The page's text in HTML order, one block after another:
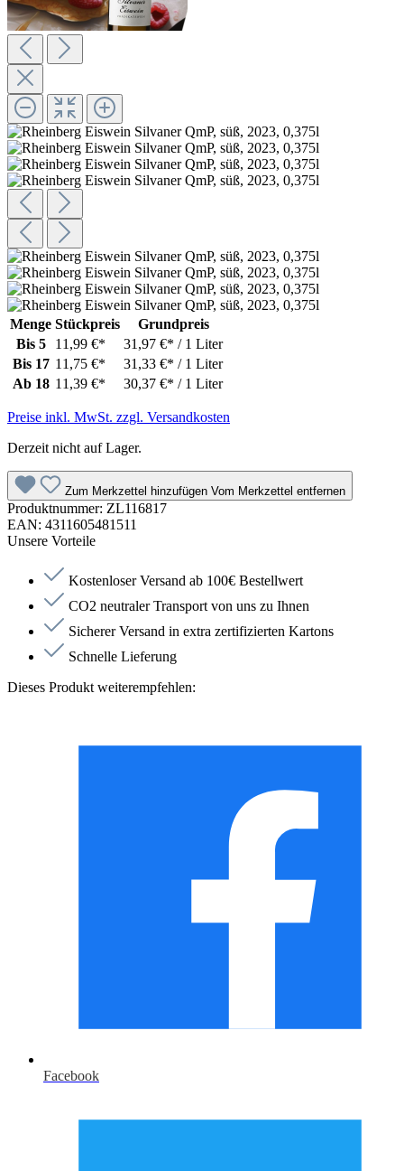
Menge Stückpreis
Grundpreis
Bis 5 11,99 €*
31,97 €* / 1 Liter
Bis 17 11,75 €*
31,33 €* / 1 Liter
Ab 18 11,39 €* 30,37 €* / 1 Liter
Preise inkl. MwSt. zzgl. Versandkosten
Derzeit nicht auf Lager.
Zum Merkzettel hinzufügen Vom Merkzettel entfernen
Produktnummer: ZL116817
EAN: 4311605481511
Unsere Vorteile
Kostenloser Versand ab 100€ Bestellwert
CO2 neutraler Transport von uns zu Ihnen
Sicherer Versand in extra zertifizierten Kartons
Schnelle Lieferung
Dieses Produkt weiterempfehlen:
Facebook